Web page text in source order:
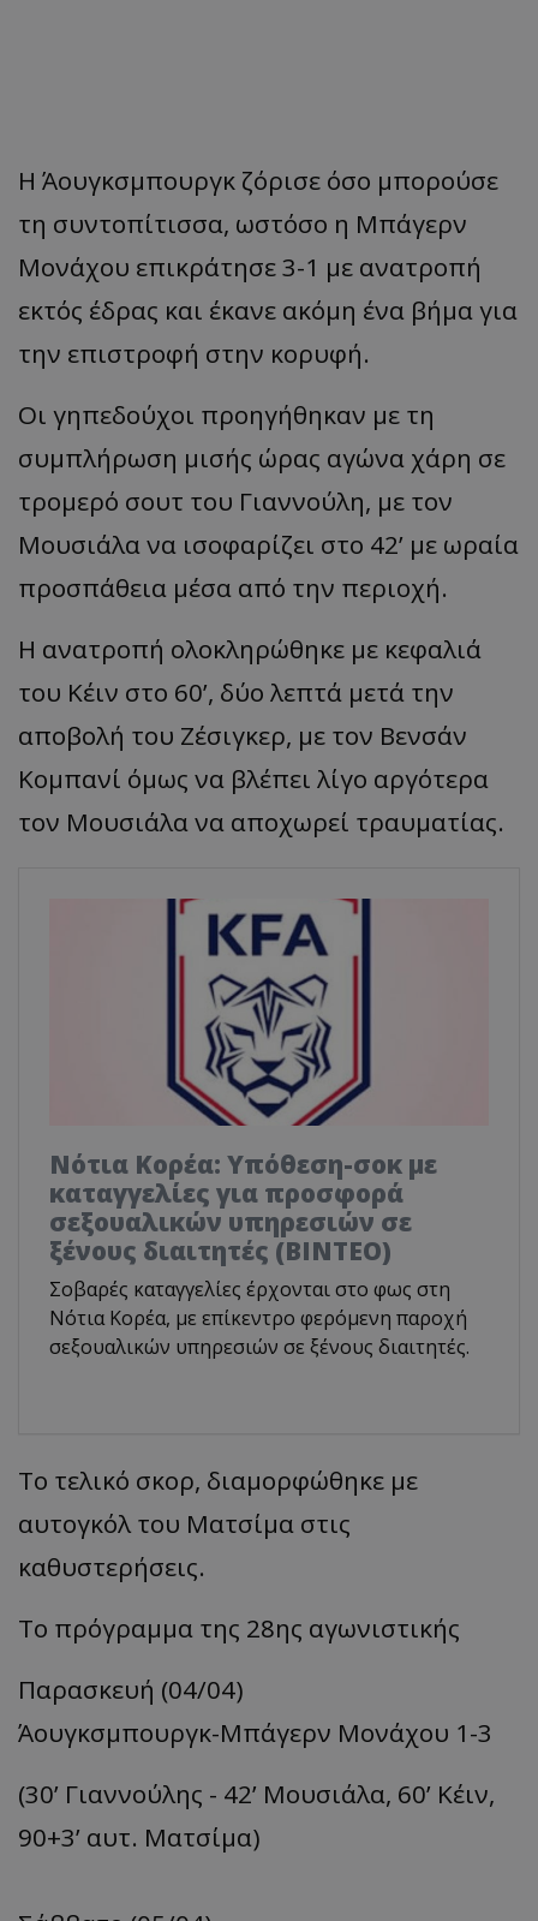
Η Άουγκσμπουργκ ζόρισε όσο μπορούσε
τη συντοπίτισσα, ωστόσο η Μπάγερν
Μονάχου επικράτησε 3-1 με ανατροπή
εκτός έδρας και έκανε ακόμη ένα βήμα για
την επιστροφή στην κορυφή.
Οι γηπεδούχοι προηγήθηκαν με τη
συμπλήρωση μισής ώρας αγώνα χάρη σε
τρομερό σουτ του Γιαννούλη, με τον
Μουσιάλα να ισοφαρίζει στο 42’ με ωραία
προσπάθεια μέσα από την περιοχή.
Η ανατροπή ολοκληρώθηκε με κεφαλιά
του Κέιν στο 60’, δύο λεπτά μετά την
αποβολή του Ζέσιγκερ, με τον Βενσάν
Κομπανί όμως να βλέπει λίγο αργότερα
τον Μουσιάλα να αποχωρεί τραυματίας.
Νότια Κορέα: Υπόθεση-σοκ με
καταγγελίες για προσφορά
σεξουαλικών υπηρεσιών σε
ξένους διαιτητές (BINTEO)
Σοβαρές καταγγελίες έρχονται στο φως στη
Νότια Κορέα, με επίκεντρο φερόμενη παροχή
σεξουαλικών υπηρεσιών σε ξένους διαιτητές.
Το τελικό σκορ, διαμορφώθηκε με
αυτογκόλ του Ματσίμα στις
καθυστερήσεις.
Το πρόγραμμα της 28ης αγωνιστικής
Παρασκευή (04/04)
Άουγκσμπουργκ-Μπάγερν Μονάχου 1-3
(30’ Γιαννούλης - 42’ Μουσιάλα, 60’ Κέιν,
90+3’ αυτ. Ματσίμα)